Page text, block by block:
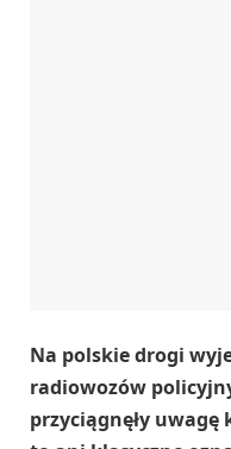
Na polskie drogi
radiowozów
przyciągnęły uwagę